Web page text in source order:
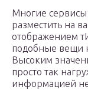
Многие сервисы
разместить на
отображением
подобные вещи
Высоким
просто так
информацией